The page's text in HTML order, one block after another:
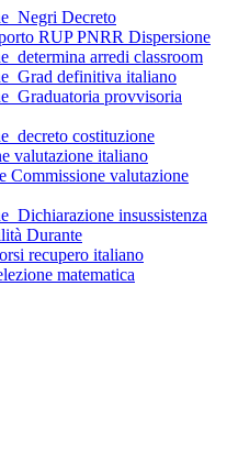
Decreto
RUP PNRR Dispersione
arredi classroom
definitiva italiano
provvisoria
costituzione
valutazione italiano
Commissione valutazione
insussistenza
Durante
recupero italiano
matematica